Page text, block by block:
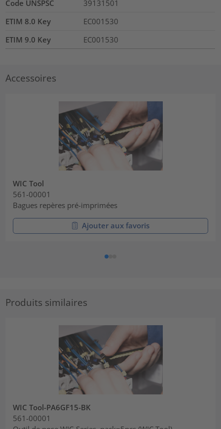
Code UNSPSC
39131501
ETIM 8.0 Key
EC001530
ETIM 9.0 Key
EC001530
Accessoires
WIC Tool
561-00001
Bagues repères pré-imprimées
Ajouter aux favoris
Produits similaires
WIC Tool-PA6GF15-BK
561-00001